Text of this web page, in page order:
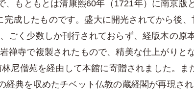
もともとは清康熙60年（1721年）に南京版
成したものです。盛大に開光されてから後
ごく少数しか刊行されておらず、経版木の原
禅寺で複製されたもので、精美な仕上がりと
尼僧苑を経由して本館に寄贈されました。
典を収めたチベット仏教の蔵経閣が再現され